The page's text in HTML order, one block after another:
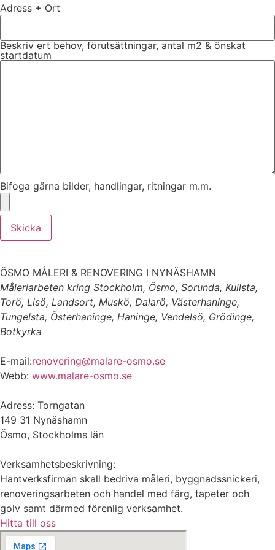
Adress + Ort
Beskriv ert behov, förutsättningar, antal m2 & önskat
startdatum
Bifoga gärna bilder, handlingar, ritningar m.m.
Skicka
ÖSMO MÅLERI & RENOVERING I NYNÄSHAMN
Måleriarbeten kring Stockholm, Ösmo, Sorunda, Kullsta,
Torö, Lisö, Landsort, Muskö, Dalarö, Västerhaninge,
Tungelsta, Österhaninge, Haninge, Vendelsö, Grödinge,
Botkyrka
E-mail:renovering@malare-osmo.se
Webb: www.malare-osmo.se
Adress: Torngatan
149 31 Nynäshamn
Ösmo, Stockholms län
Verksamhetsbeskrivning:
Hantverksfirman skall bedriva måleri, byggnadssnickeri,
renoveringsarbeten och handel med färg, tapeter och
golv samt därmed förenlig verksamhet.
Hitta till oss